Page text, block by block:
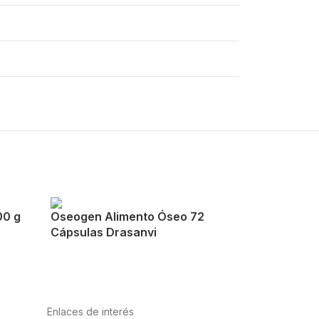
g
Oseogen Alimento Óseo 72
Cápsulas Drasanvi
Enlaces de interés